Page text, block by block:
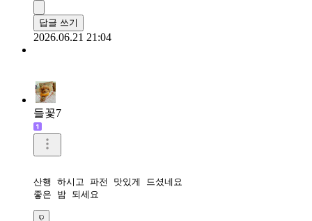
답글 쓰기
2026.06.21 21:04
들꽃7
산행 하시고 파전 맛있게 드셨네요
좋은 밤 되세요